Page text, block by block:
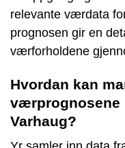
relevante værdata
prognosen gir en
værforholdene
Hvordan kan
værprognosene
Varhaug?